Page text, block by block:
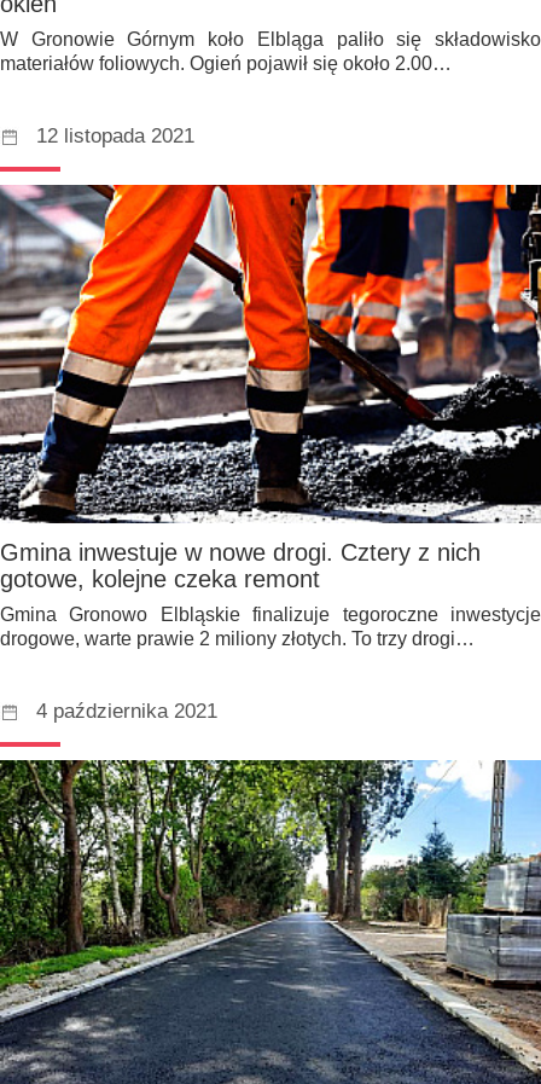
W Gronowie Górnym koło Elbląga paliło się składowisko
materiałów foliowych. Ogień pojawił się około 2.00…
12 listopada 2021
Gmina inwestuje w nowe drogi. Cztery z nich
gotowe, kolejne czeka remont
Gmina Gronowo Elbląskie finalizuje tegoroczne inwestycje
drogowe, warte prawie 2 miliony złotych. To trzy drogi…
4 października 2021